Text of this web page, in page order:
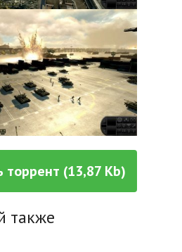
торрент (13,87 Kb)
также